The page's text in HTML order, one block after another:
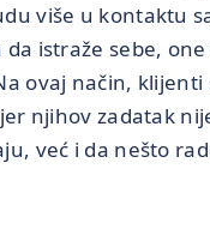
više u kontaktu
da istraže sebe,
ovaj način, klijenti
njihov zadatak
već i da nešto